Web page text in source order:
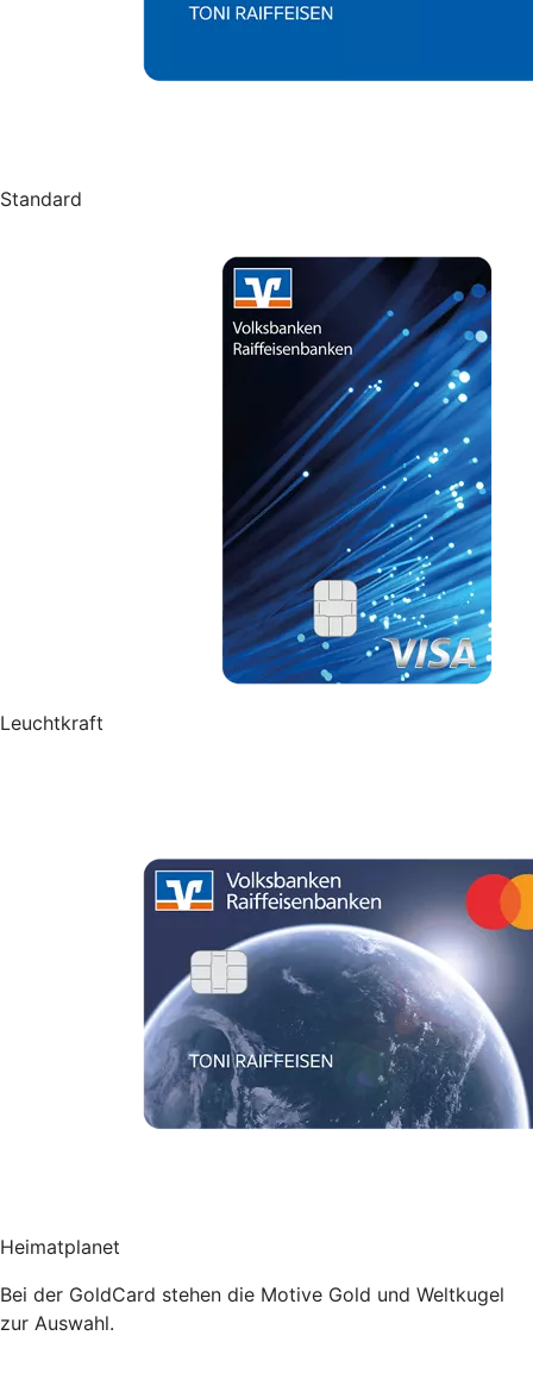
Standard
Leuchtkraft
Heimatplanet
Bei der GoldCard stehen die Motive Gold und Weltkugel
zur Auswahl.